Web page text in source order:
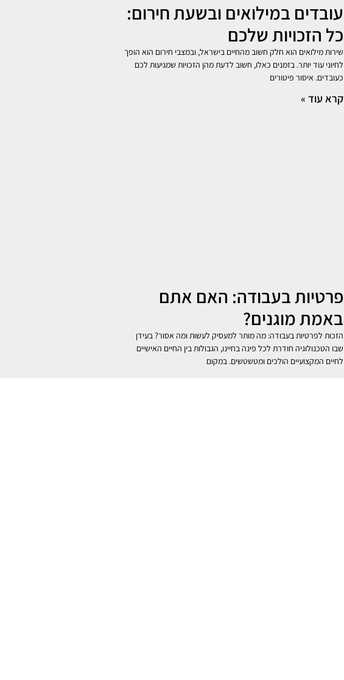
עובדים במילואים ובשעת חירום:
כל הזכויות שלכם
שירות מילואים הוא חלק חשוב מהחיים בישראל, ובמצבי חירום הוא הופך
לחיוני עוד יותר. בזמנים כאלו, חשוב לדעת מהן הזכויות שמגיעות לכם
כעובדים. איסור פיטורים
קרא עוד »
פרטיות בעבודה: האם אתם
באמת מוגנים?
הזכות לפרטיות בעבודה: מה מותר למעסיק לעשות ומה אסור? בעידן
שבו הטכנולוגיה חודרת לכל פינה בחיינו, הגבולות בין החיים האישיים
לחיים המקצועיים הולכים ומטשטשים. במקום